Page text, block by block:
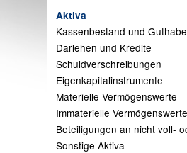
Aktiva
Kassenbestand und
Darlehen und Kredite
Schuldverschreibungen
Eigenkapitalinstrumente
Materielle Vermögenswerte
Immaterielle Vermögenswerte
Beteiligungen an nicht voll-
Sonstige Aktiva